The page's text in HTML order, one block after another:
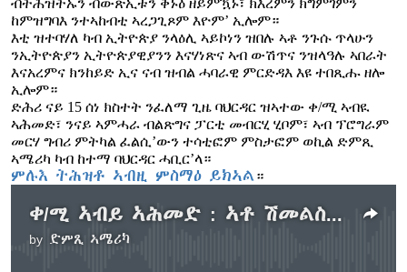
ከምዝግባእ ንተኣከብቲ ኣረጋጊጾም እዮም’ ኢሎም።
እቲ ዝተባሃለ ካብ ኢትዮጵያ ንላዕሊ ኣይኮነን ዝበሉ ኣቶ ንጉሱ ጥላሁን
ንኢትዮጵያን ኢትዮጵያዊያንን እናሃነጽና ኣብ ውሽጥና ንዝላዓሉ ኣበራት
እናአረምና ክንከይድ ኢና ናብ ዝብል ሓባራዊ ምርድዳእ እዩ ተበጺሑ ዘሎ
ኢሎም።
ድሕሪ ናይ 15 ሰነ ክስተት ንፈለማ ጊዜ ባህርዳር ዝኣተው ቀ/ሚ ኣብዪ
ኣሕመድ፣ ንናይ ኣምሓራ ብልጽግና ፓርቲ መብርሂ ሂቦም፣ ኣብ ፕሮግራም
መርሃ ግብሪ ምትካል ፈልሲ’ውን ተሳቲፎም ምስታፎም ወኪል ድምጺ
ኣሜሪካ ካብ ከተማ ባህርዳር ሓቢር’ላ።
ምሉእ ትሕዝቶ ኣብዚ ምስማዕ ይክኣል ።
ቀ/ሚ ኣብይ ኣሕመድ : ኣቶ ሽመልስ ኣብዲሳ ዝተዛረብዎ ንዝተባህለ ርእይቶ ነቒፎም
by ድምጺ ኣሜሪካ
No media source currently available